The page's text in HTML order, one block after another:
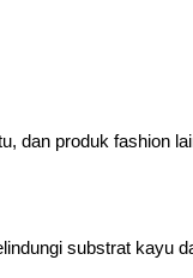
dan produk fashion
substrat kayu